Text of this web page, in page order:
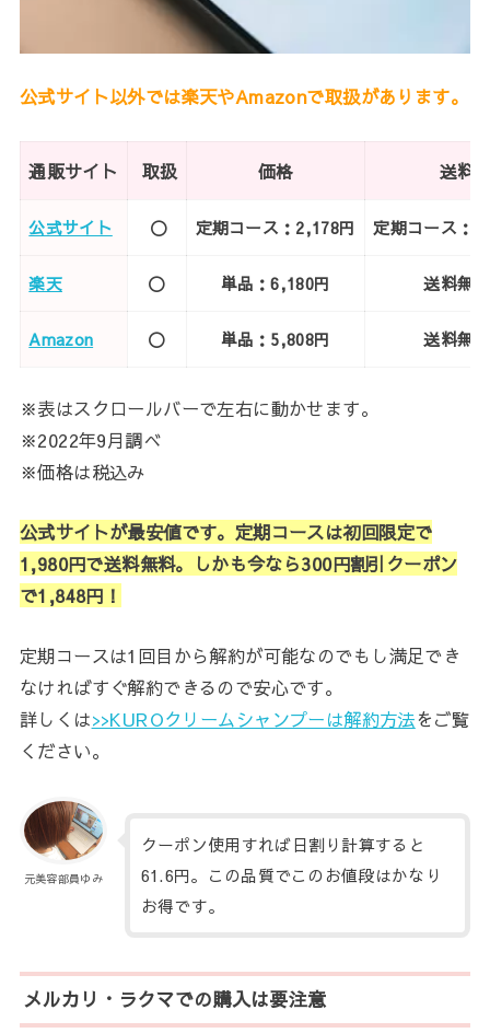
公式サイト以外では楽天やAmazonで取扱があります。
通販サイト 取扱 価格 送料
公式サイト 〇 定期コース：2,178円 定期コース：
楽天 〇 単品：6,180円 送料無料
Amazon 〇 単品：5,808円 送料無料
※表はスクロールバーで左右に動かせます。
※2022年9月調べ
※価格は税込み
公式サイトが最安値です。定期コースは初回限定で
1,980円で送料無料。しかも今なら300円割引クーポン
で1,848円！
定期コースは1回目から解約が可能なのでもし満足でき
なければすぐ解約できるので安心です。
詳しくは>>KUROクリームシャンプーは解約方法をご覧
ください。
元美容部員ゆみ
クーポン使用すれば日割り計算すると
61.6円。この品質でこのお値段はかなり
お得です。
メルカリ・ラクマでの購入は要注意